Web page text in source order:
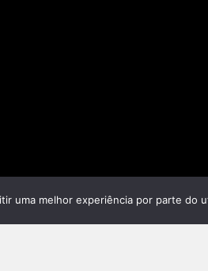
uma melhor experiência por parte do